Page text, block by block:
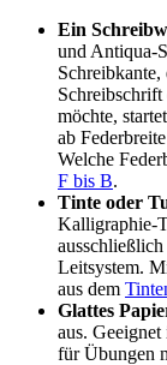
Ein
und Antiqua-
möchte,
ab
Welche
F bis B.
Tinte oder
Kalligraphie-
Leitsystem.
aus dem
Glattes
aus. Geeignet
für Übungen